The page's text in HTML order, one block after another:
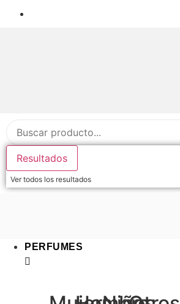
Resultados
Ver todos los resultados
PERFUMES